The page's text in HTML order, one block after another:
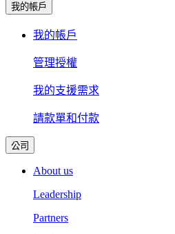
我的帳戶
我的帳戶
管理授權
我的支援需求
請款單和付款
公司
About us
Leadership
Partners